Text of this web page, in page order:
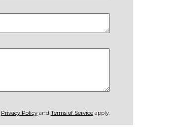
Privacy Policyand Terms of Serviceapply.